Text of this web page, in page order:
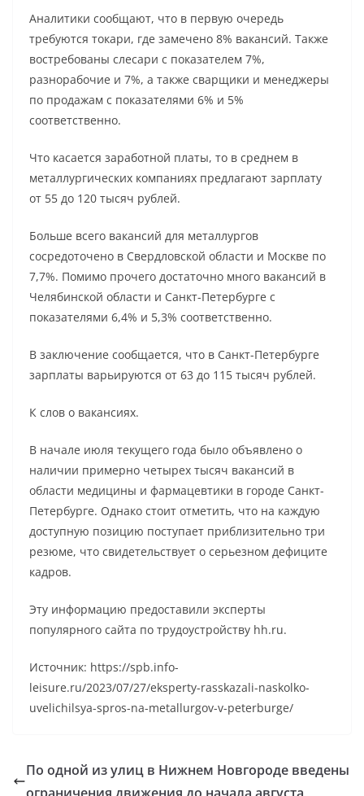
Аналитики сообщают, что в первую очередь
требуются токари, где замечено 8% вакансий. Также
востребованы слесари с показателем 7%,
разнорабочие и 7%, а также сварщики и менеджеры
по продажам с показателями 6% и 5%
соответственно.
Что касается заработной платы, то в среднем в
металлургических компаниях предлагают зарплату
от 55 до 120 тысяч рублей.
Больше всего вакансий для металлургов
сосредоточено в Свердловской области и Москве по
7,7%. Помимо прочего достаточно много вакансий в
Челябинской области и Санкт-Петербурге с
показателями 6,4% и 5,3% соответственно.
В заключение сообщается, что в Санкт-Петербурге
зарплаты варьируются от 63 до 115 тысяч рублей.
К слов о вакансиях.
В начале июля текущего года было объявлено о
наличии примерно четырех тысяч вакансий в
области медицины и фармацевтики в городе Санкт-
Петербурге. Однако стоит отметить, что на каждую
доступную позицию поступает приблизительно три
резюме, что свидетельствует о серьезном дефиците
кадров.
Эту информацию предоставили эксперты
популярного сайта по трудоустройству hh.ru.
Источник: https://spb.info-
leisure.ru/2023/07/27/eksperty-rasskazali-naskolko-
uvelichilsya-spros-na-metallurgov-v-peterburge/
По одной из улиц в Нижнем Новгороде введены